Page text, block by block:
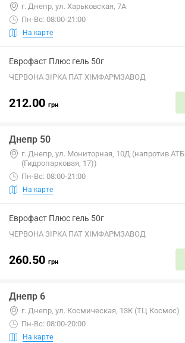
г. Днепр, ул. Харьковская, 7А
Пн-Вс: 08:00-21:00
На карте
Еврофаст Плюс гель 50г
ЧЕРВОНА ЗІРКА ПАТ ХІМФАРМЗАВОД
212.00 грн
Днепр 50
г. Днепр, ул. Мониторная, 10Д (напротив АТБ
(Гидропарковая, 17))
Пн-Вс: 08:00-21:00
На карте
Еврофаст Плюс гель 50г
ЧЕРВОНА ЗІРКА ПАТ ХІМФАРМЗАВОД
260.50 грн
Днепр 6
г. Днепр, ул. Космическая, 13К (ТЦ Космос)
Пн-Вс: 08:00-20:00
На карте